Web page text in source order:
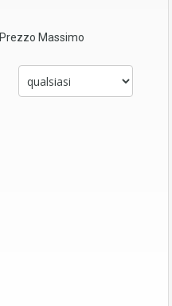
Prezzo Massimo